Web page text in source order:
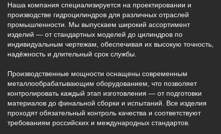
Наша компания специализируется на проектировании и
производстве гидроцилиндров для различных отраслей
промышленности. Мы выпускаем широкий ассортимент
изделий — от стандартных моделей до цилиндров по
индивидуальным чертежам, обеспечивая их высокую точность,
надёжность и длительный срок службы.
Производственные мощности оснащены современным
металлообрабатывающим оборудованием, что позволяет
контролировать каждый этап изготовления — от подготовки
материалов до финальной сборки и испытаний. Все изделия
проходят обязательный контроль качества и соответствуют
требованиям российских и международных стандартов.